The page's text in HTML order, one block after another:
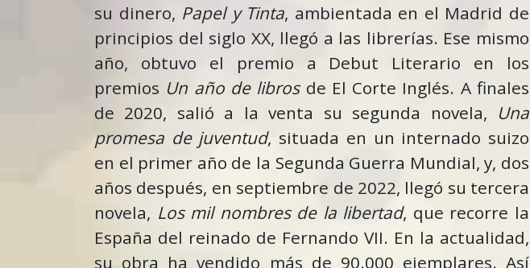
su dinero, Papel y Tinta, ambientada en el Madrid de
principios del siglo XX, llegó a las librerías. Ese mismo
año, obtuvo el premio a Debut Literario en los
premios Un año de librosde El Corte Inglés. A finales
de 2020, salió a la venta su segunda novela, Una
promesa de juventud, situada en un internado suizo
en el primer año de la Segunda Guerra Mundial, y, dos
años después, en septiembre de 2022, llegó su tercera
novela, Los mil nombres de la libertad, que recorre la
España del reinado de Fernando VII. En la actualidad,
su obra ha vendido más de 90.000 ejemplares. Así